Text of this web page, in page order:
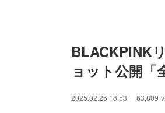
BLACKPINK
ョット公開「
2025.02.26 18:53 63,809